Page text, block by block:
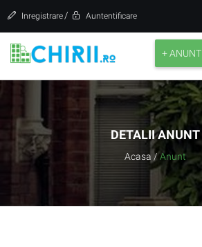
Inregistrare / Auntentificare
+ ANUNT
DETALII ANUNT
Acasa / Anunt